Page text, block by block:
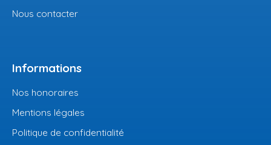
Nous contacter
Informations
Nos honoraires
Mentions légales
Politique de confidentialité